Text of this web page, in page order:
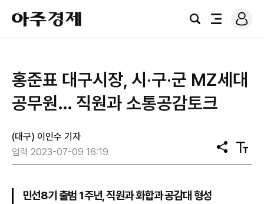
아
주
경
검
전
로
그
홍준표 대구시장, 시‧구‧군 MZ세대
공무원… 직원과 소통공감토크
(대구) 이인수 기자
입력 2023-07-09 16:19
공
유
텍
스
민선8기 출범 1주년, 직원과 화합과 공감대 형성